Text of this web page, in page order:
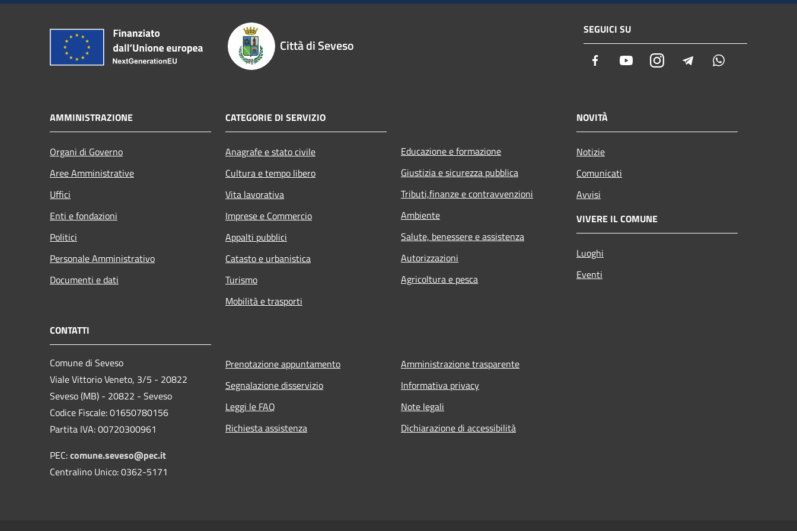
Città di Seveso
SEGUICI SU
Facebook YoutubeInstagramTelegram
AMMINISTRAZIONE
Organi di Governo
Aree Amministrative
Uffici
Enti e fondazioni
Politici
Personale Amministrativo
Documenti e dati
CATEGORIE DI SERVIZIO
Anagrafe e stato civile
Cultura e tempo libero
Vita lavorativa
Imprese e Commercio
Appalti pubblici
Catasto e urbanistica
Turismo
Mobilità e trasporti
Educazione e formazione
Giustizia e sicurezza pubblica
Tributi,finanze e contravvenzioni
Ambiente
Salute, benessere e assistenza
Autorizzazioni
Agricoltura e pesca
NOVITÀ
Notizie
Comunicati
Avvisi
VIVERE IL COMUNE
Luoghi
Eventi
CONTATTI
Comune di Seveso
Viale Vittorio Veneto, 3/5 - 20822
Seveso (MB) - 20822 - Seveso
Codice Fiscale: 01650780156
Partita IVA: 00720300961
PEC:comune.seveso@pec.it
Centralino Unico: 0362-5171
Prenotazione appuntamento
Segnalazione disservizio
Leggi le FAQ
Richiesta assistenza
Amministrazione trasparente
Informativa privacy
Note legali
Dichiarazione di accessibilità